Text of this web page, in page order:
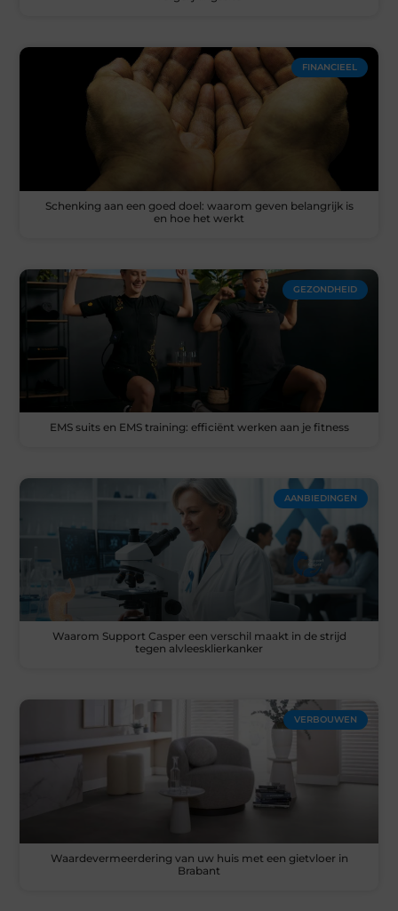
FINANCIEEL
Schenking aan een goed doel: waarom geven belangrijk is
en hoe het werkt
GEZONDHEID
EMS suits en EMS training: efficiënt werken aan je fitness
AANBIEDINGEN
Waarom Support Casper een verschil maakt in de strijd
tegen alvleesklierkanker
VERBOUWEN
Waardevermeerdering van uw huis met een gietvloer in
Brabant